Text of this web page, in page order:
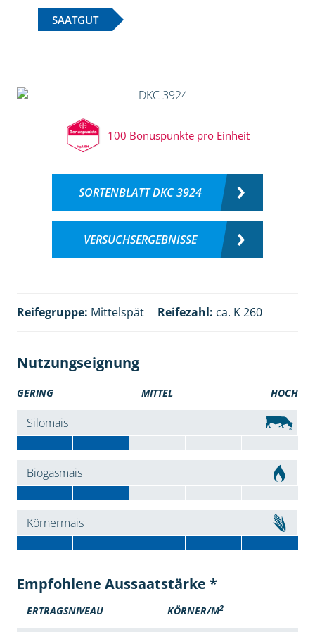
SAATGUT
100 Bonuspunkte pro Einheit
SORTENBLATT DKC 3924
VERSUCHSERGEBNISSE
Reifegruppe: Mittelspät Reifezahl: ca. K 260
Nutzungseignung
GERING MITTEL HOCH
Silomais
Biogasmais
Körnermais
Empfohlene Aussaatstärke *
ERTRAGSNIVEAU KÖRNER/M2